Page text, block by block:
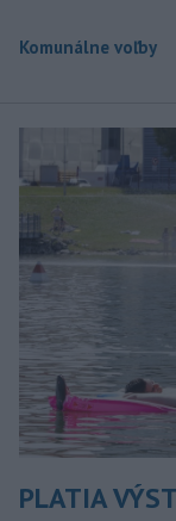
Komunálne voľby
PLATIA